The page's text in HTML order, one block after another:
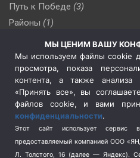
Путь к Победе (3)
Районы (1)
(510)
Сельское хозяйство (3)
Социальная политика
(3)
Спецоперация в Украине
Спецоперация на Украине
(404)
Спорт (740)
Терроризм (1)
МЫ ЦЕНИМ ВАШУ
Мы используем файлы cookie
просмотра, показа
контента, а также
«Принять все», вы
файлов cookie, и вами
конфиденциальности.
Этот сайт использует сервис
предоставляемый компанией ООО
Л. Толстого, 16 (далее — Яндекс).